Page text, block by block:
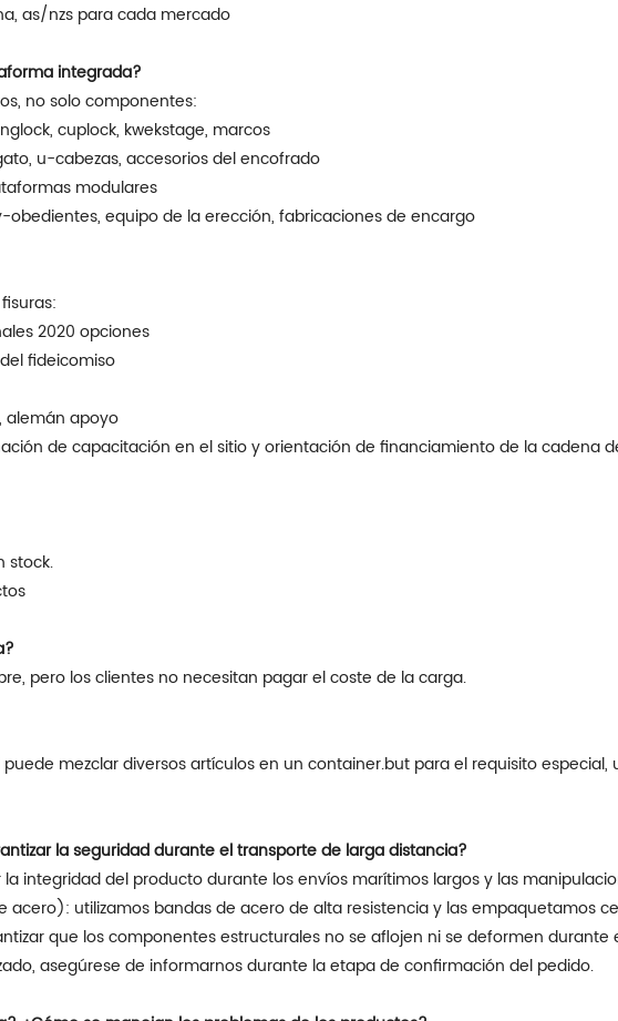
as/nzs para cada mercado
integrada?
no solo componentes:
cuplock, kwekstage, marcos
u-cabezas, accesorios del encofrado
modulares
equipo de la erección, fabricaciones de encargo
2020 opciones
fideicomiso
alemán apoyo
de capacitación en el sitio y orientación de financiamiento de la cadena
stock.
pero los clientes no necesitan pagar el coste de la carga.
la seguridad durante el transporte de larga distancia?
la integridad del producto durante los envíos marítimos largos y las
acero): utilizamos bandas de acero de alta resistencia y las empaquetamos
que los componentes estructurales no se aflojen ni se deformen durante
asegúrese de informarnos durante la etapa de confirmación del pedido.